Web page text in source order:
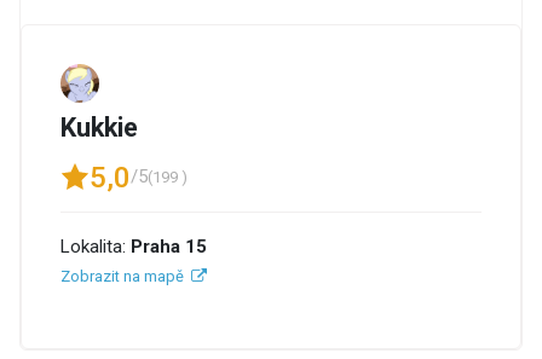
Kukkie
5,0/5(199 )
Lokalita: Praha 15
Zobrazit na mapě